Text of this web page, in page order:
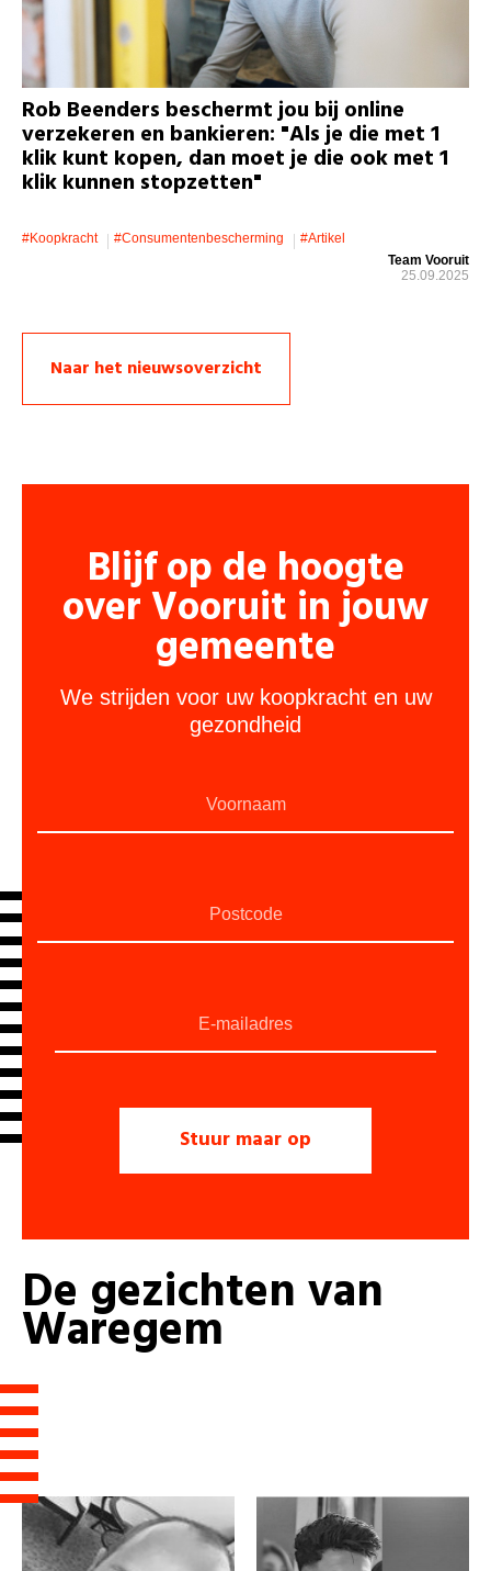
Rob Beenders beschermt jou bij online
verzekeren en bankieren: "Als je die met 1
klik kunt kopen, dan moet je die ook met 1
klik kunnen stopzetten"
#koopkracht #consumentenbescherming
#artikel
Team Vooruit
25.09.2025
Naar het nieuwsoverzicht
Blijf op de hoogte
over Vooruit in jouw
gemeente
We strijden voor uw koopkracht en uw
gezondheid
De gezichtenvan
Waregem